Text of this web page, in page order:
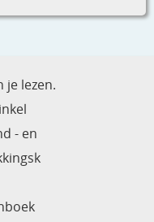
je lezen.
- en